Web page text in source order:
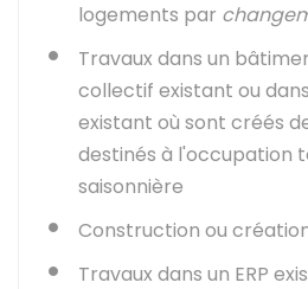
logements par
Travaux dans un
collectif existant ou
existant où sont créés
destinés à l'occupation
saisonnière
Construction ou
Travaux dans un ERP